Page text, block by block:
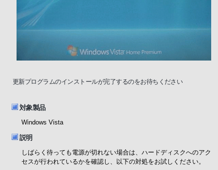
更新プログラムのインストールが完了するのをお待ちください
対象製品
Windows Vista
説明
しばらく待っても電源が切れない場合は、ハードディスクへのアク
セスが行われているかを確認し、以下の対処をお試しください。